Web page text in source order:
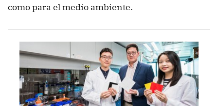
como para el medio ambiente.